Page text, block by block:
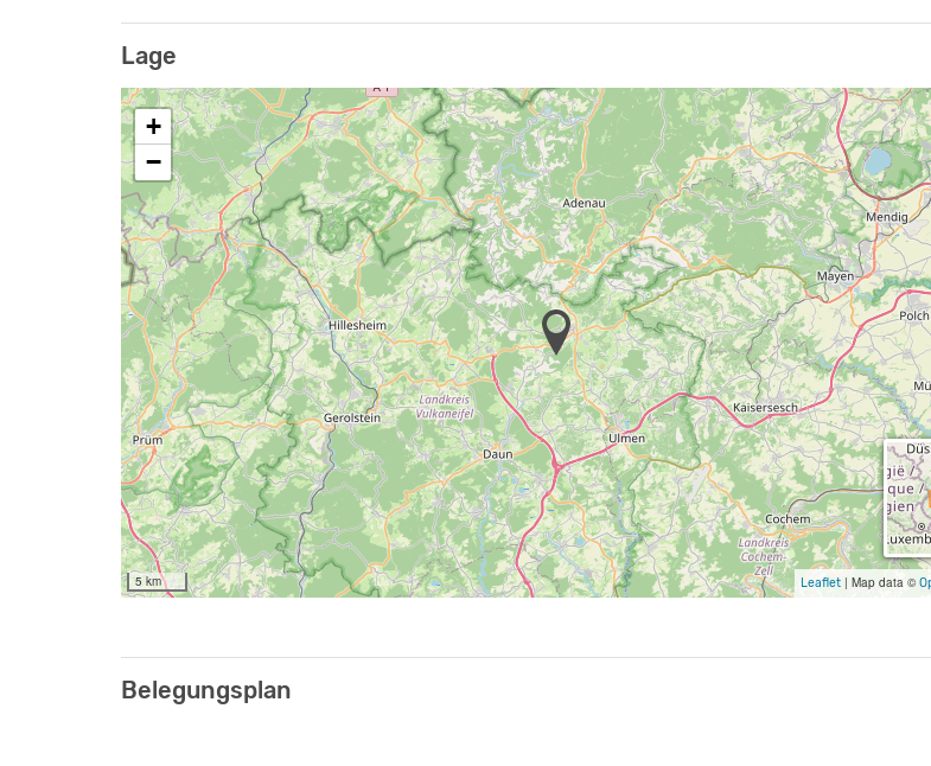
Personen. Zusätzlich zu den angegebenen Kosten für die Übernachtung werden
den Verbrauch von Heizöl, Wasser und elektrischer Energie berechnet.
Die Mindestbelegungsdauer beträgt 2 Nächte. Das Haus wird immer nur von einer Gruppe
Es besteht eine Zeltmöglichkeit auf einer Wiese neben dem Gruppenhaus. Der Zeltplatz
zusammen mit der Jugendfreizeitstätte Kelberg gemietet werden.
Der Preis pro Person/Nacht beträgt 5€.
Alle Preisangaben enthalten die gesetzliche Umsatzsteuer von 7%. Für Vermietungen an
die nicht unserem Vereinszweck entsprechen, müssen wir den Umsatzsteuersatz von 19%
Vereinszweck ist die Förderung der Jugendhilfe durch den Betrieb des Hauses.
Auf unserer Homepage www.freizeitheim-kelberg.de haben wir viele weitere
Ihren Aufenthalt zusammengestellt. Schauen Sie doch einfach mal vorbei.
Lage
+
−
5 km Leaflet | Map data ©
Belegungsplan